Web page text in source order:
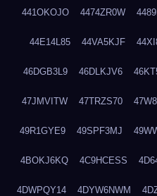
441OKOJO 4474ZR0W
44E14L85 44VA5KJF
46DGB3L9 46DLKJV6
47JMVITW 47TRZS70
49R1GYE9 49SPF3MJ
4BOKJ6KQ 4C9HCESS
4DWPQY14 4DYW6NWM